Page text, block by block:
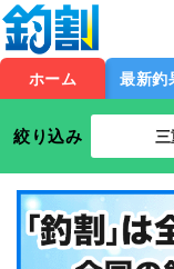
ホーム 最新釣
絞り込み